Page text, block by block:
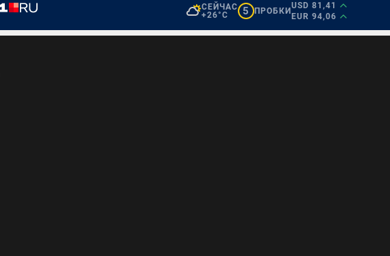
СЕЙЧАС
+26°C
5 ПРОБКИ
USD 81,41
EUR 94,06